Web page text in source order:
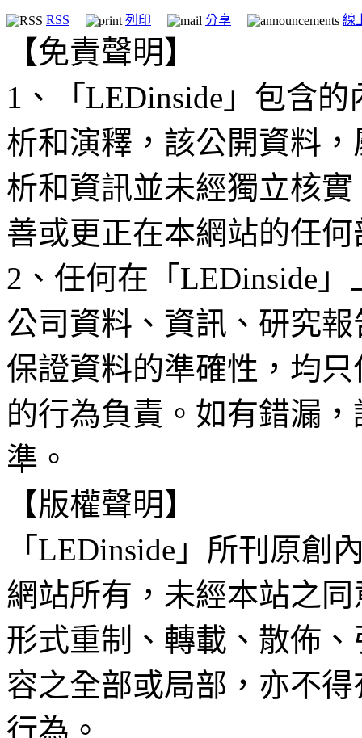
RSS 列印 分享 線
【免責聲明】
1、「LEDinside」包含
析和演釋，該公開資料
析和資訊並未經獨立核
善或更正在本網站的任
2、任何在「LEDinside
公司資料、資訊、研究
保證資料的準確性，均
的行為負責。如有錯漏
準。
【版權聲明】
「LEDinside」所刊原創
網站所有，未經本站之
形式重制、轉載、散佈
容之全部或局部，亦不
行為。